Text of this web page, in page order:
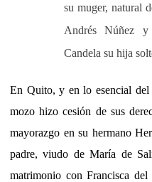
su muger, natural
Andrés Núñez
Candela su hija
En Quito, y en lo esencial del
mozo hizo cesión de sus
mayorazgo en su hermano
padre, viudo de María de
matrimonio con Francisca